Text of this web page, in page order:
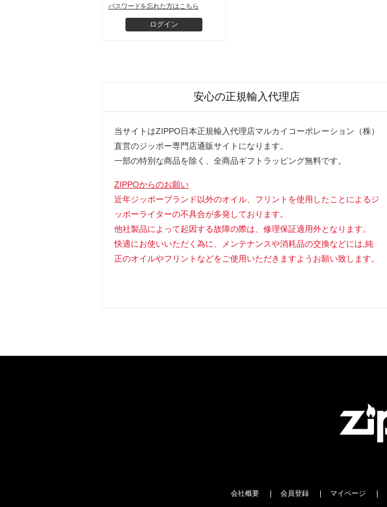
パスワードを忘れた方はこちら
安心の正規輸入代理店
当サイトはZIPPO日本正規輸入代理店マルカイコーポレーション（株）
直営のジッポー専門店通販サイトになります。
一部の特別な商品を除く、全商品ギフトラッピング無料です。
ZIPPOからのお願い
近年ジッポーブランド以外のオイル、フリントを使用したことによるジ
ッポーライターの不具合が多発しております。
他社製品によって起因する故障の際は、修理保証適用外となります。
快適にお使いいただく為に、メンテナンスや消耗品の交換などには,純
正のオイルやフリントなどをご使用いただきますようお願い致します。
会社概要 会員登録 マイページ